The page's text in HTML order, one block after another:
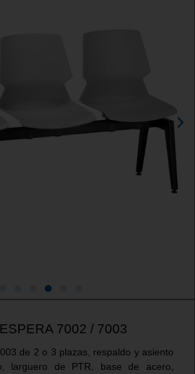
7002 / 7003
de 2 o 3 plazas, respaldo y asiento
larguero de PTR, base de acero,